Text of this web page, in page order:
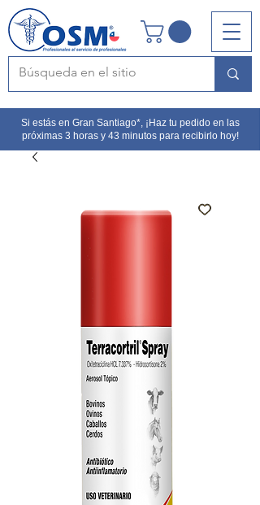
Si estás en Gran Santiago*, ¡Haz tu pedido en las
próximas 3 horas y 43 minutos para recibirlo hoy!